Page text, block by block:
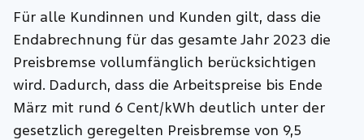
Für alle Kundinnen und Kunden gilt, dass die
Endabrechnung für das gesamte Jahr 2023 die
Preisbremse vollumfänglich berücksichtigen
wird. Dadurch, dass die Arbeitspreise bis Ende
März mit rund 6 Cent/kWh deutlich unter der
gesetzlich geregelten Preisbremse von 9,5